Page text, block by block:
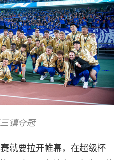
镇夺冠
就要拉开帷幕，在超级杯